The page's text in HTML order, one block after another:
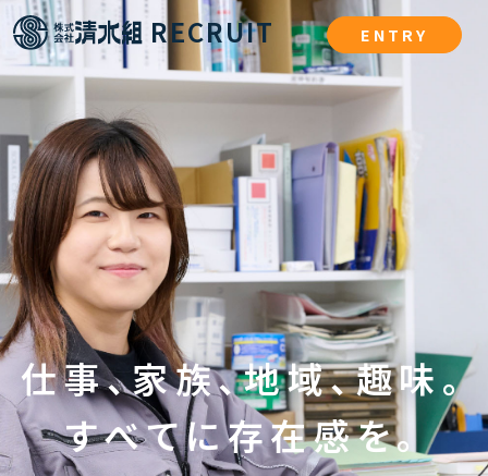
ENTRY
RECRUIT
仕事、家族、地域、趣味。
すべてに存在感を。